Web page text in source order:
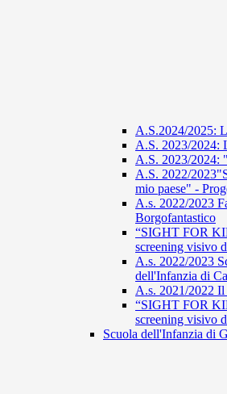
A.S.2024/2025:
A.S. 2023/2024:
A.S. 2023/2024:
A.S. 2022/
mio paese" -
A.s. 2022/2023
Borgofantastico
“SIGHT FOR
screening visivo
A.s. 2022/2023
dell'Infanzia di
A.s. 2021/2022 Il
“SIGHT FOR
screening visivo
Scuola dell'Infanzia di